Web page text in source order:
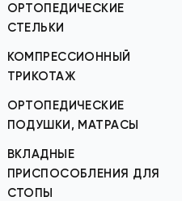
ОРТОПЕДИЧЕСКИЕ
СТЕЛЬКИ
КОМПРЕССИОННЫЙ
ТРИКОТАЖ
ОРТОПЕДИЧЕСКИЕ
ПОДУШКИ, МАТРАСЫ
ВКЛАДНЫЕ
ПРИСПОСОБЛЕНИЯ ДЛЯ
СТОПЫ